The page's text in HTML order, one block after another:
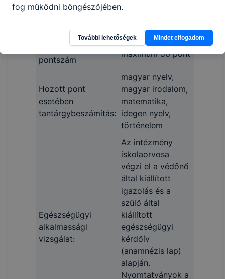
(3)
vizsgálat
Elérhető (hozott)
pontszám
maximum 50 pont
Hozott pont
esetében
tantárgybeszámítás:
magyar nyelv,
magyar irodalom,
matematika,
idegen nyelv,
történelem
Egészségügyi
alkalmassági
vizsgálat:
Az intézmény
iskolaorvosa
végzi el a védőnő
által kiállított
igazolás és a
szülő által
kiállított
egészségügyi
kérdőív
(anamnézis lap)
alapján.
Nyomtatványok a
fog működni böngészőjében.
További lehetőségek Mindet elfogadom